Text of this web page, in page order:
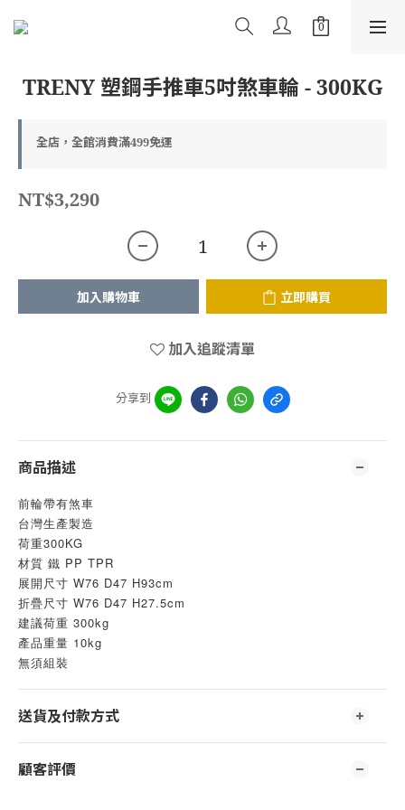
TRENY 塑鋼手推車5吋煞車輪 - 300KG
全店，全館消費滿499免運
NT$3,290
加入購物車 立即購買
加入追蹤清單
分享到
商品描述
前輪帶有煞車
台灣生產製造
荷重300KG
材質 鐵 PP TPR
展開尺寸 W76 D47 H93cm
折疊尺寸 W76 D47 H27.5cm
建議荷重 300kg
產品重量 10kg
無須組裝
送貨及付款方式
顧客評價